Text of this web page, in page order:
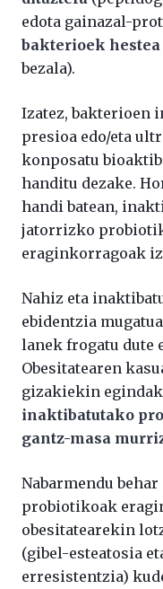
edota gainazal-
bakterioek
bezala).
Izatez, bakterioen
presioa edo/eta
konposatu
handitu dezake.
handi batean,
jatorrizko
eraginkorragoak
Nahiz eta
ebidentzia
lanek frogatu dute
Obesitatearen
gizakiekin
inaktibatutako
gantz-masa
Nabarmendu
probiotikoak
obesitatearekin
(gibel-esteatosia
erresistentzia)